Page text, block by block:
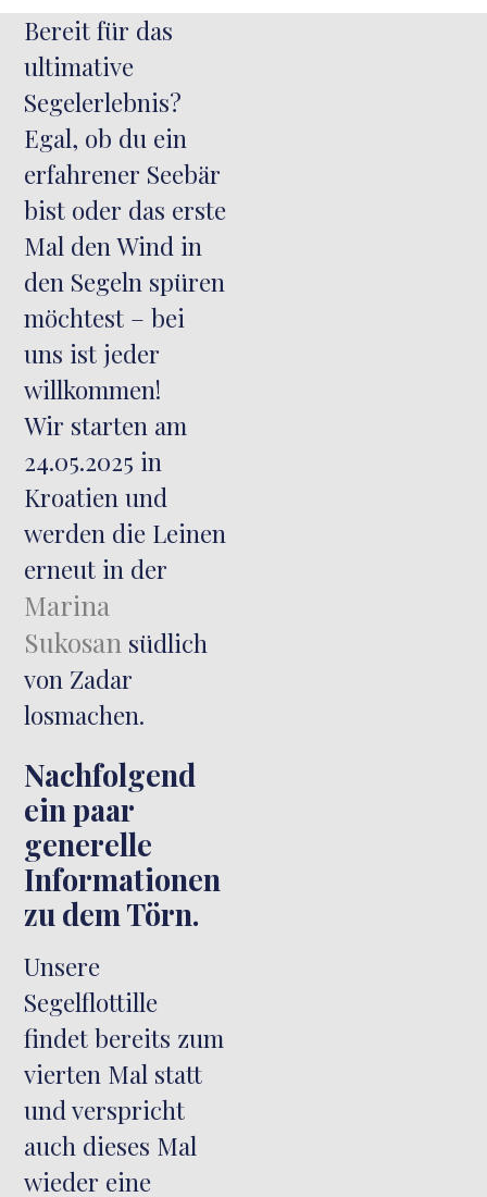
Bereit für das
ultimative
Segelerlebnis?
Egal, ob du ein
erfahrener Seebär
bist oder das erste
Mal den Wind in
den Segeln spüren
möchtest – bei
uns ist jeder
willkommen!
Wir starten am
24.05.2025 in
Kroatien und
werden die Leinen
erneut in der
Marina
Sukosan südlich
von Zadar
losmachen.
Nachfolgend
ein paar
generelle
Informationen
zu dem Törn.
Unsere
Segelflottille
findet bereits zum
vierten Mal statt
und verspricht
auch dieses Mal
wieder eine